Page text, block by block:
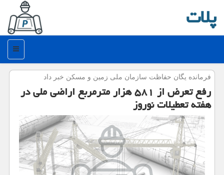
پلات
منو
فرمانده یگان حفاظت سازمان ملی زمین و مسكن خبر داد
رفع تعرض از ۵۸۱ هزار مترمربع اراضی ملی در
هفته تعطیلات نوروز